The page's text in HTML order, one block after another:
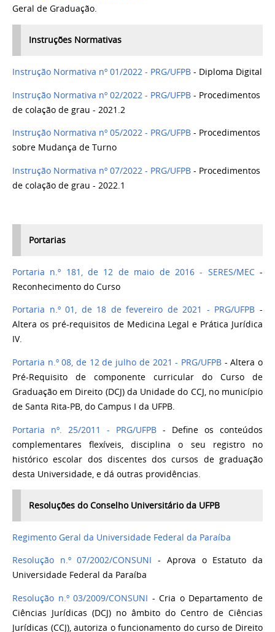
Geral de Graduação.
Instruções Normativas
Instrução Normativa nº 01/2022 - PRG/UFPB - Diploma Digital
Instrução Normativa nº 02/2022 - PRG/UFPB - Procedimentos
de colação de grau - 2021.2
Instrução Normativa nº 05/2022 - PRG/UFPB - Procedimentos
sobre Mudança de Turno
Instrução Normativa nº 07/2022 - PRG/UFPB - Procedimentos
de colação de grau - 2022.1
Portarias
Portaria n.º 181, de 12 de maio de 2016 - SERES/MEC-
Reconhecimento do Curso
Portaria n.º 01, de 18 de fevereiro de 2021 - PRG/UFPB -
Altera os pré-requisitos de Medicina Legal e Prática Jurídica
IV.
Portaria n.º 08, de 12 de julho de 2021 - PRG/UFPB- Altera o
Pré-Requisito de componente curricular do Curso de
Graduação em Direito (DCJ) da Unidade do CCJ, no município
de Santa Rita-PB, do Campus I da UFPB.
Portaria nº. 25/2011 - PRG/UFPB - Define os conteúdos
complementares flexíveis, disciplina o seu registro no
histórico escolar dos discentes dos cursos de graduação
desta Universidade, e dá outras providências.
Resoluções do Conselho Universitário da UFPB
Regimento Geral da Universidade Federal da Paraíba
Resolução n.º 07/2002/CONSUNI- Aprova o Estatuto da
Universidade Federal da Paraíba
Resolução n.º 03/2009/CONSUNI - Cria o Departamento de
Ciências Jurídicas (DCJ) no âmbito do Centro de Ciências
Jurídicas (CCJ), autoriza o funcionamento do curso de Direito